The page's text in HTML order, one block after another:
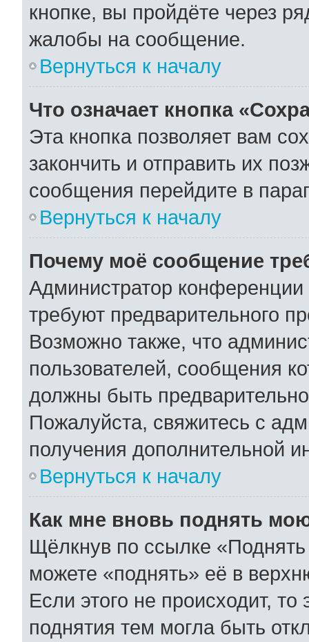
кнопке, вы пройдёте через
жалобы на сообщение.
Вернуться к началу
Что означает кнопка
Эта кнопка позволяет вам
закончить и отправить их
сообщения перейдите в
Вернуться к началу
Почему моё сообщение
Администратор
требуют предварительного
Возможно также, что
пользователей, сообщения
должны быть
Пожалуйста, свяжитесь с
получения дополнительной
Вернуться к началу
Как мне вновь поднять
Щёлкнув по ссылке
можете «поднять» её в
Если этого не происходит, то
поднятия тем могла быть